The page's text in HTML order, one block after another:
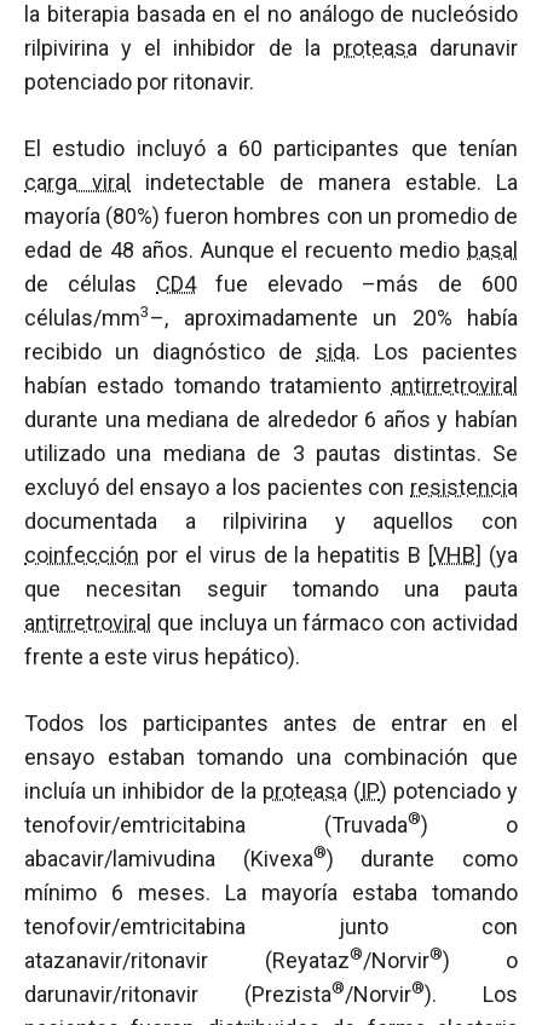
la biterapia basada en el no análogo de nucleósido
rilpivirina y el inhibidor de la proteasa darunavir
potenciado por ritonavir.
El estudio incluyó a 60 participantes que tenían
carga viral
indetectable de manera estable. La
mayoría (80%) fueron hombres con un promedio de
edad de 48 años. Aunque el recuento medio basal
de células CD4fue elevado –más de 600
células/mm3–, aproximadamente un 20% había
recibido un diagnóstico de sida. Los pacientes
habían estado tomando tratamiento antirretroviral
durante una mediana de alrededor 6 años y habían
utilizado una mediana de 3 pautas distintas. Se
excluyó del ensayo a los pacientes con resistencia
documentada a rilpivirina y aquellos con
coinfección por el virus de la hepatitis B [VHB] (ya
que necesitan seguir tomando una pauta
antirretroviral que incluya un fármaco con actividad
frente a este virus hepático).
Todos los participantes antes de entrar en el
ensayo estaban tomando una combinación que
incluía un inhibidor de la proteasa (IP) potenciado y
tenofovir/emtricitabina (Truvada®) o
abacavir/lamivudina (Kivexa®) durante como
mínimo 6 meses. La mayoría estaba tomando
tenofovir/emtricitabina junto con
atazanavir/ritonavir (Reyataz®/Norvir®) o
darunavir/ritonavir (Prezista®/Norvir®). Los